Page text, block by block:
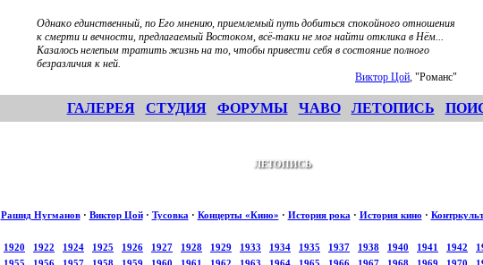
Однако единственный, по Его мнению, приемлемый путь добиться спокойного отношения
к смерти и вечности, предлагаемый Востоком, всё-таки не мог найти отклика в Нём...
Казалось нелепым тратить жизнь на то, чтобы привести себя в состояние полного
безразличия к ней.
Виктор Цой, "Романс"
ГАЛЕРЕЯ СТУДИЯ ФОРУМЫ ЧАВО ЛЕТОПИСЬ
ЛЕТОПИСЬ
Рашид Нугманов· Виктор Цой· Тусовка · Концерты «Кино» · История рока · История кино ·
1920 1922 1924 1925 1926 1927 1928 1929 1933 1934 1935 1937 1938 1940 1941 1942